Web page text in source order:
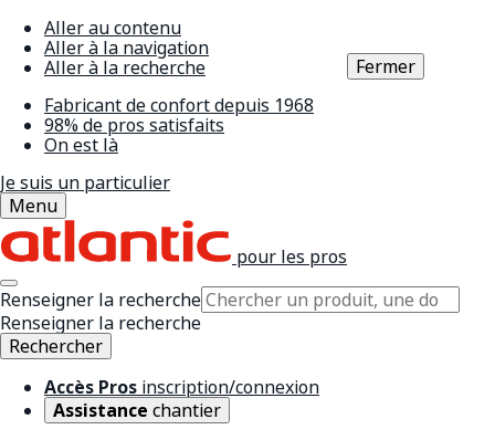
Aller au contenu
Aller à la navigation
Aller à la recherche
Fabricant de confort depuis 1968
98% de pros satisfaits
On est là
Je suis un particulier
Menu
pour les pros
Renseigner la recherche
Renseigner la recherche
Rechercher
Accès Pros inscription/connexion
Assistance chantier
Fermer